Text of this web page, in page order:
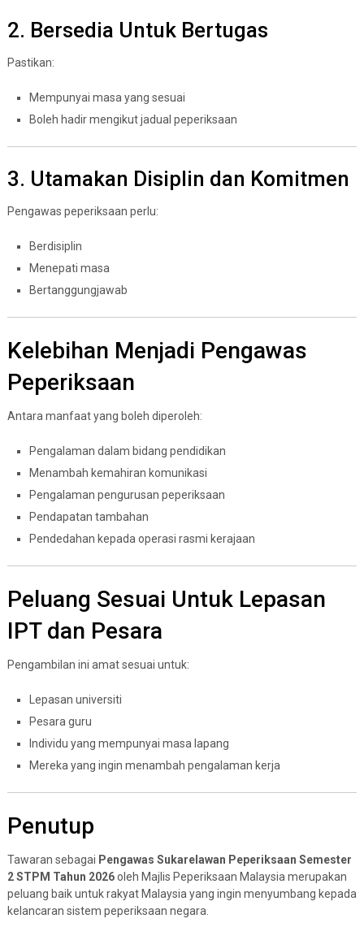
2. Bersedia Untuk Bertugas
Pastikan:
Mempunyai masa yang sesuai
Boleh hadir mengikut jadual peperiksaan
3. Utamakan Disiplin dan Komitmen
Pengawas peperiksaan perlu:
Berdisiplin
Menepati masa
Bertanggungjawab
Kelebihan Menjadi Pengawas
Peperiksaan
Antara manfaat yang boleh diperoleh:
Pengalaman dalam bidang pendidikan
Menambah kemahiran komunikasi
Pengalaman pengurusan peperiksaan
Pendapatan tambahan
Pendedahan kepada operasi rasmi kerajaan
Peluang Sesuai Untuk Lepasan
IPT dan Pesara
Pengambilan ini amat sesuai untuk:
Lepasan universiti
Pesara guru
Individu yang mempunyai masa lapang
Mereka yang ingin menambah pengalaman kerja
Penutup
Tawaran sebagai Pengawas Sukarelawan Peperiksaan Semester
2 STPM Tahun 2026oleh Majlis Peperiksaan Malaysia merupakan
peluang baik untuk rakyat Malaysia yang ingin menyumbang kepada
kelancaran sistem peperiksaan negara.